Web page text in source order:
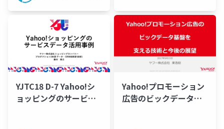
YJTC18 D-7 Yahoo!シ
ョッピングのサービス
Yahoo!プロモーション
広告のビックデータ基